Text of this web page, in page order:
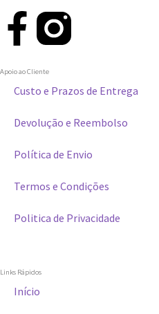
Apoio ao Cliente
Custo e Prazos de Entrega
Devolução e Reembolso
Política de Envio
Termos e Condições
Politica de Privacidade
Links Rápidos
Início